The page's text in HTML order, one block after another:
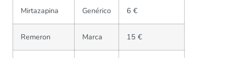
Mirtazapina Genérico 6 €
Remeron Marca 15 €